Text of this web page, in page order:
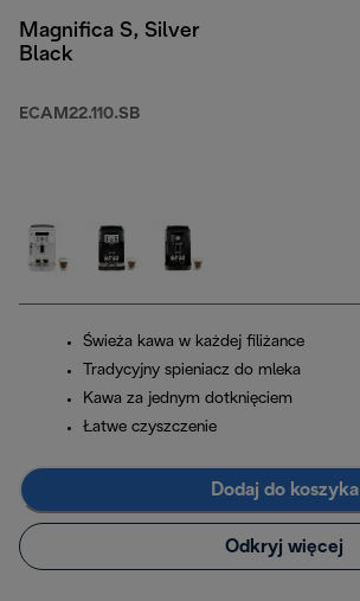
Magnifica S, Silver
Black
ECAM22.110.SB
Świeża kawa w każdej filiżance
Tradycyjny spieniacz do mleka
Kawa za jednym dotknięciem
Łatwe czyszczenie
Dodaj do koszyka
Odkryj więcej